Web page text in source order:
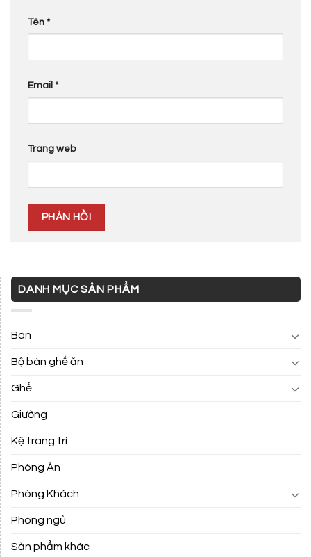
Tên *
Email *
Trang web
DANH MỤC SẢN PHẨM
Bàn
Bộ bàn ghế ăn
Ghế
Giường
Kệ trang trí
Phòng Ăn
Phòng Khách
Phòng ngủ
Sản phẩm khác